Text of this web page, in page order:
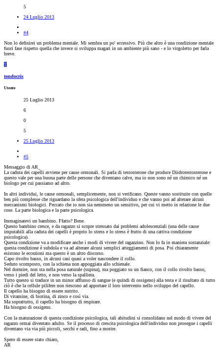
5
24 Luglio 2013
#4
Non lo definirei un problema mentale. Mi sembra un po' eccessivo. Più che altro è una condizione mentale
fuori fase rispetto quella che invece si sviluppa magari in un ambiente più sano - e lo virgoletto per farla
breve.
T
tondocris
Utente
25 Luglio 2013
6
0
5
25 Luglio 2013
#5
Messaggio di AR_
La caduta dei capelli avviene per cause ormonali. Si parla di testosterone che produce Diidrotestosterone e
questo vale per una buona parte delle persone che diventano calve, ma io non sono né un chimico né un
biologo per cui passiamo ad altro.
In altri individui, le cause ormonali, semplicemente, non si verificano. Queste vanno sostituite con quelle
ben più complesse che riguardano la sfera psicologica dell'individuo e che vanno poi ad alterare alcuni
meccanismi biologici. Peccato che io non sia nemmeno un sensitivo, per cui vi metto in relazione le due
cose. La parte biologica e la parte psicologica.
Immaginatevi un bambino. Ffatto? Bene.
Questo bambino cresce, e da ragazzo si scopre stressato dai problemi adolescenziali (una delle cause
imputabili alla caduta dei capelli è proprio lo stress e lo stress è frutto di una cattiva condizione
psicologica).
Questa condizione va a modificare anche i modi di vivere del ragazzino. Non lo fa in maniera sostanziale:
questa condizione è subdola e va ad alterare alcuni semplici atteggiamenti di posa. Poi chiaramente
esistono le eccezioni ma questo è un altro discorso.
Capo rivolto basso, in alcuni casi quasi a voler nascondere il collo.
Seduto scomposto, con la schiena non appoggiata allo schienale.
Nel dormire, non sta nella posa naturale (supina), ma poggiato su un fianco, con il collo rivolto basso,
verso i piedi del letto, e non verso la spalliera.
Tutto questo si traduce in un minor afflusso di sangue (e quindi di ossigeno) alla testa e il risultato di tutto
ciò è che la cellule pilifere non riescono ad apportare il loro intervento nello sviluppo del capello.
Il capello ha bisogno di essere nutrito.
Di vitamine, di biotina, di zinco e così via.
Ma soprattutto, il capello ha bisogno di respirare.
Ha bisogno di ossigeno.
Con la maturazione di questa condizione psicologica, tali abitudini si consolidano nel modo di vivere del
ragazzo ormai diventato adulto. Se il processo di crescita psicologica dell'individuo non prosegue i capelli
diventano via via più piccoli, secchi e radi, fino a morire.
Spero di essere stato chiaro,
AR